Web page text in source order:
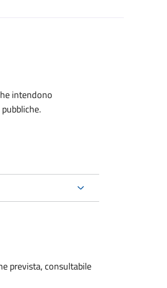
intendono
prevista, consultabile